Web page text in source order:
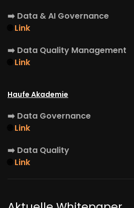
➡️ Data & AI Governance
Link
➡️ Data Quality Management
Link
Haufe Akademie
➡️ Data Governance
Link
➡️ Data Quality
Link